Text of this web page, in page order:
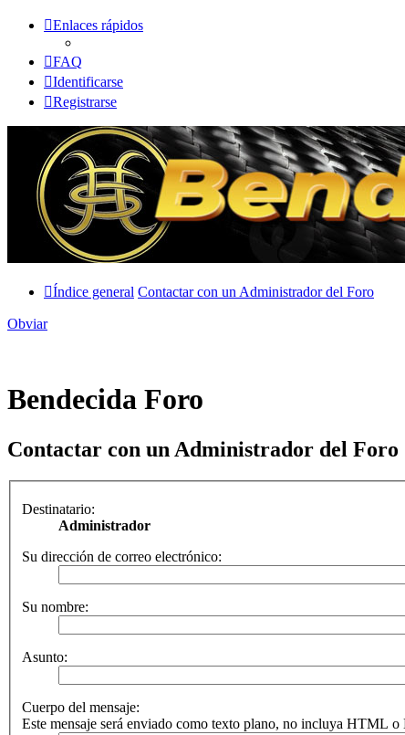
Enlaces rápidos
FAQ
Identificarse
Registrarse
Índice general Contactar con un Administrador del Foro
Obviar
Bendecida Foro
Contactar con un Administrador del Foro
Destinatario:
Administrador
Su dirección de correo electrónico:
Su nombre:
Asunto:
Cuerpo del mensaje:
Este mensaje será enviado como texto plano, no incluya HTML